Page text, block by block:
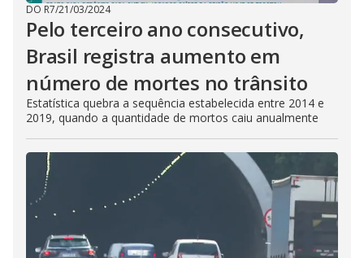
DO R7/21/03/2024
Pelo terceiro ano consecutivo,
Brasil registra aumento em
número de mortes no trânsito
Estatística quebra a sequência estabelecida entre 2014 e
2019, quando a quantidade de mortos caiu anualmente